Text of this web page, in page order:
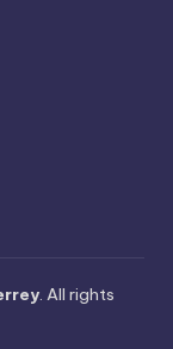
. All rights